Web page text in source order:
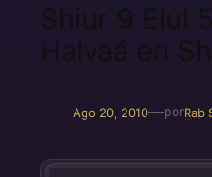
Shiur 9 Elul
Halvaá en
Ago 20, 2010—porRab